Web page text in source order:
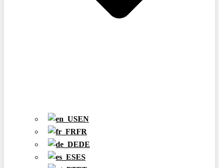
EN
FR
DE
ES